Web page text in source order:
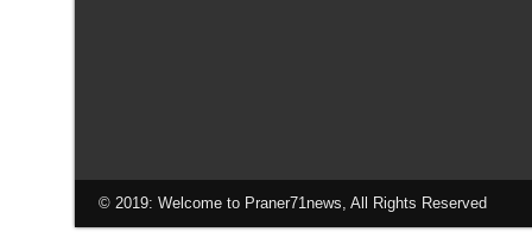
© 2019: Welcome to Praner71news, All Rights Reserved